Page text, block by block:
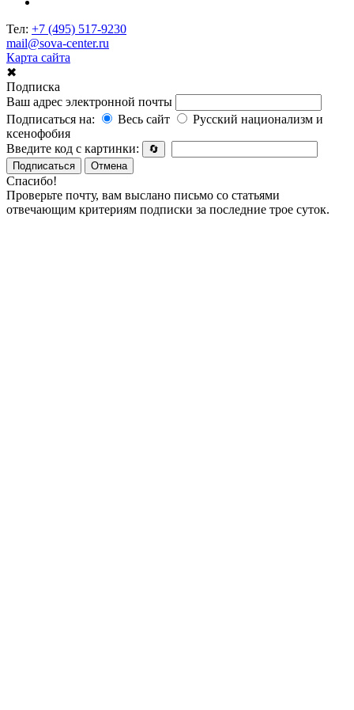
Тел: +7 (495) 517-9230
mail@sova-center.ru
Карта сайта
✖
Подписка
Ваш адрес электронной почты
Подписаться на:
Весь сайт
Русский национализм и
ксенофобия
Введите код с картинки:
🔄
Подписаться
Отмена
Спасибо!
Проверьте почту, вам выслано письмо со статьями
отвечающим критериям подписки за последние трое суток.